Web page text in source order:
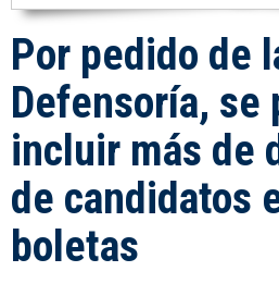
Por pedido de
Defensoría, se
incluir más de
de candidatos
boletas